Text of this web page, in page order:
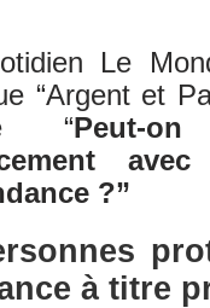
Le
“Argent et
“Peut-
?”
à titre